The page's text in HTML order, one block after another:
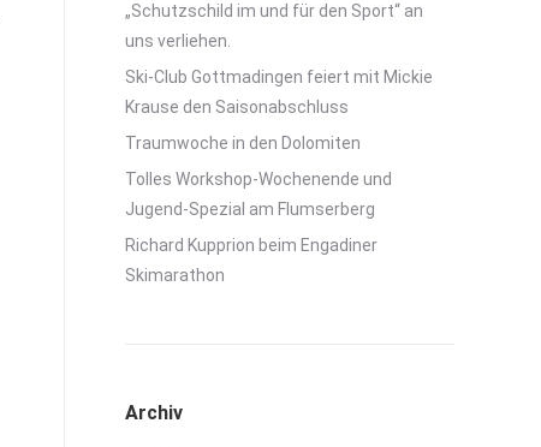
„Schutzschild im und für den Sport“ an
uns verliehen.
Ski-Club Gottmadingen feiert mit Mickie
Krause den Saisonabschluss
Traumwoche in den Dolomiten
Tolles Workshop-Wochenende und
Jugend-Spezial am Flumserberg
Richard Kupprion beim Engadiner
Skimarathon
Archiv